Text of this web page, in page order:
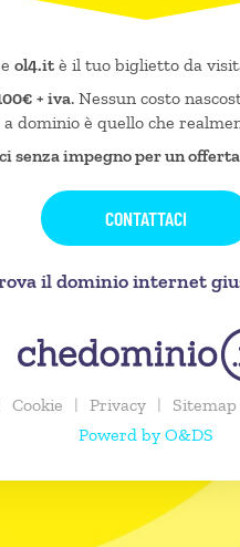
ol4.it è il tuo biglietto da
+ iva. Nessun costo
a dominio è quello che
senza impegno per un
CONTATTACI
il dominio internet
Cookie | Privacy | Sitemap
Powerd by O&DS